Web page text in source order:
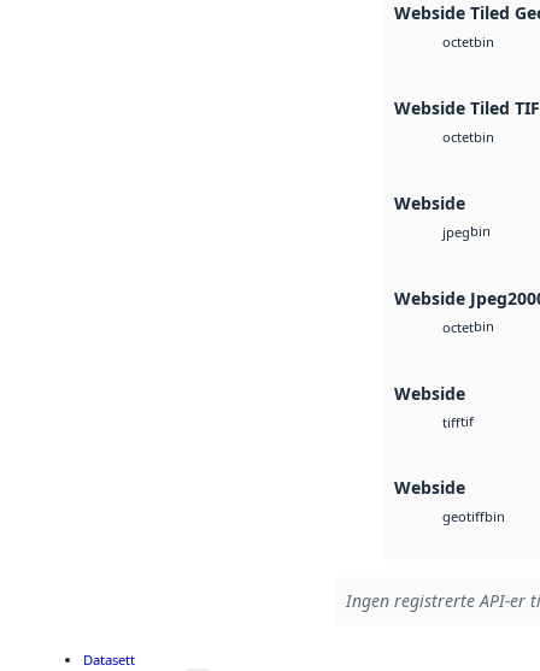
Webside Tiled
octetbin
Webside Tiled
octetbin
Webside
jpegbin
Webside
octetbin
Webside
tifftif
Webside
geotiffbin
Ingen registrerte API-er
Datasett